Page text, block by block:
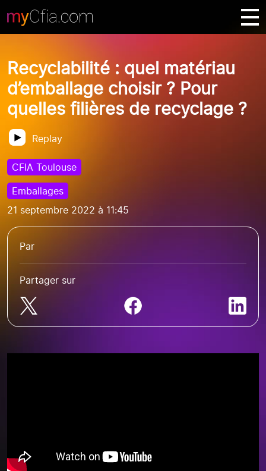
Recyclabilité : quel matériau
d’emballage choisir ? Pour
quelles filières de recyclage ?
Replay
CFIA Toulouse
Emballages
21 septembre 2022 à 11:45
Par
Partager sur